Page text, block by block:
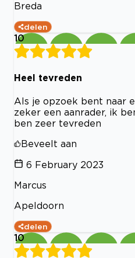
Breda
delen
10
Heel tevreden
Als je opzoek bent naar
zeker een aanrader, ik
ben zeer tevreden
Beveelt aan
6 February 2023
Marcus
Apeldoorn
delen
10